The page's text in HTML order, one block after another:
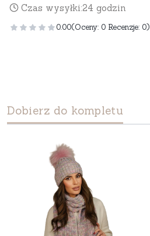
Czas wysyłki:24 godzin
0.00(Oceny: 0 Recenzje: 0)
Dobierz do kompletu